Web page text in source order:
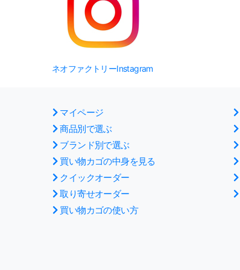
ネオファクトリーInstagram
マイページ
商品別で選ぶ
ブランド別で選ぶ
買い物カゴの中身を見る
クイックオーダー
取り寄せオーダー
買い物カゴの使い方